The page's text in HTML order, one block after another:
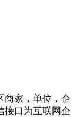
商家，单位，企
接口为互联网企